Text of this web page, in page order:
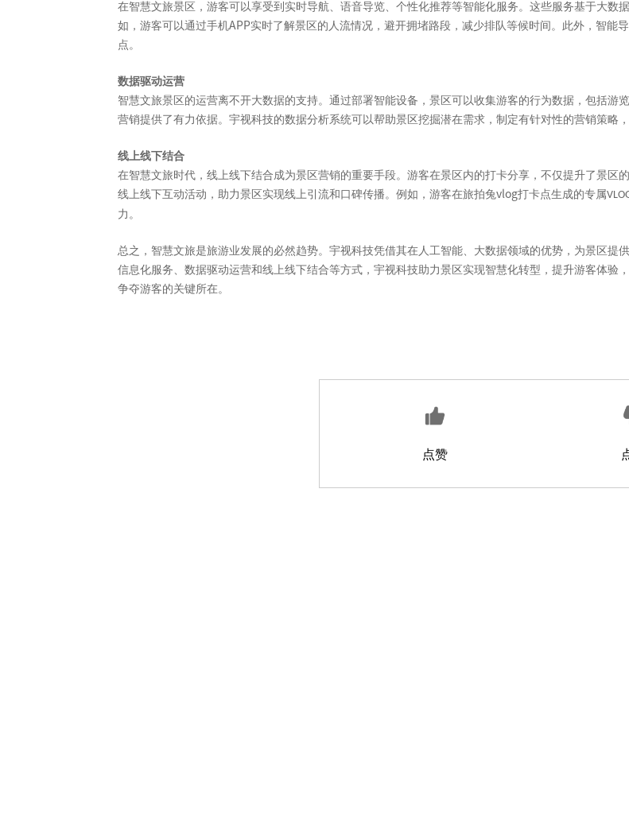
在智慧文旅景区，游客可以享受到实时导航、语音导览、个性化推荐等智能化服务。这些服务基于大数
如，游客可以通过手机APP实时了解景区的人流情况，避开拥堵路段，减少排队等候时间。此外，智能
点。
数据驱动运营
智慧文旅景区的运营离不开大数据的支持。通过部署智能设备，景区可以收集游客的行为数据，包括游
营销提供了有力依据。宇视科技的数据分析系统可以帮助景区挖掘潜在需求，制定有针对性的营销策略，
线上线下结合
在智慧文旅时代，线上线下结合成为景区营销的重要手段。游客在景区内的打卡分享，不仅提升了景区
线上线下互动活动，助力景区实现线上引流和口碑传播。例如，游客在旅拍兔vlog打卡点生成的专属
力。
总之，智慧文旅是旅游业发展的必然趋势。宇视科技凭借其在人工智能、大数据领域的优势，为景区提
信息化服务、数据驱动运营和线上线下结合等方式，宇视科技助力景区实现智慧化转型，提升游客体验
争夺游客的关键所在。